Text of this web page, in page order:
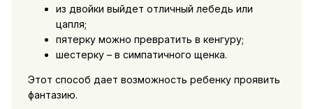
из двойки выйдет отличный лебедь или
цапля;
пятерку можно превратить в кенгуру;
шестерку – в симпатичного щенка.
Этот способ дает возможность ребенку проявить
фантазию.